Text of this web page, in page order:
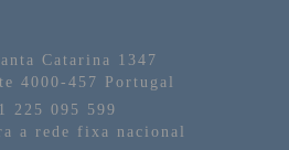
Catarina 1347
4000-457 Portugal
225 095 599
a rede fixa nacional